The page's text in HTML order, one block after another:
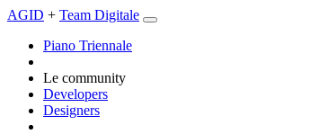
AGID + Team Digitale
Piano Triennale
Le community
Developers
Designers